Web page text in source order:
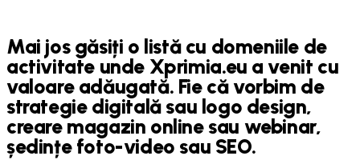
Mai jos găsiți o listă cu domeniile de
activitate unde Xprimia.eu a venit cu
valoare adăugată. Fie că vorbim de
strategie digitală sau logo design,
creare magazin online sau webinar,
ședințe foto-video sau SEO.